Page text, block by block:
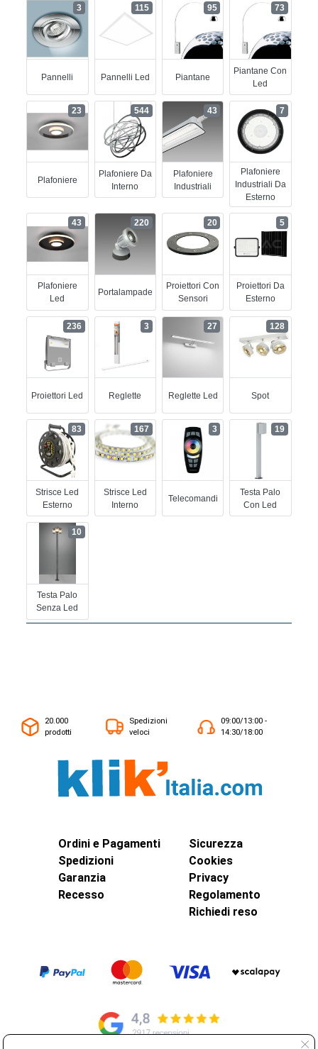
Pannelli
3
Pannelli Led
115
Piantane
95
Piantane Con
Led
73
Plafoniere
23
Plafoniere Da
Interno
544
Plafoniere
Industriali
43
Plafoniere
Industriali Da
Esterno
7
Plafoniere
Led
43
Portalampade
220
Proiettori Con
Sensori
20
Proiettori Da
Esterno
5
Proiettori Led
236
Reglette
3
Reglette Led
27
Spot
128
Strisce Led
Esterno
83
Strisce Led
Interno
167
Telecomandi
3
Testa Palo
Con Led
19
Testa Palo
Senza Led
10
20.000
prodotti
Spedizioni
veloci
09:00/13:00 -
14:30/18:00
Ordini e Pagamenti
Spedizioni
Garanzia
Recesso
Sicurezza
Cookies
Privacy
Regolamento
Richiedi reso